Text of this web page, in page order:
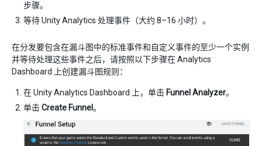
步骤。
等待 Unity Analytics 处理事件（大约 8–16 小时）。
在分发要包含在漏斗图中的标准事件和自定义事件的至少一个实例
并等待处理这些事件之后，请按照以下步骤在 Analytics
Dashboard 上创建漏斗图规则：
在 Unity Analytics Dashboard 上，单击 Funnel Analyzer。
单击Create Funnel。